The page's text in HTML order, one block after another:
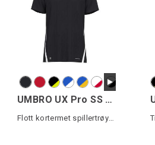
UMBRO UX Pro SS Jsy Jr
Flott kortermet spillertrøye junior